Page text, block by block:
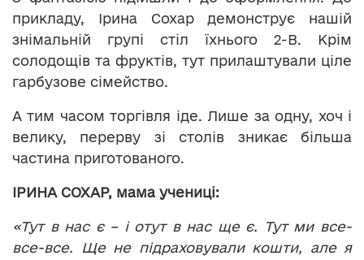
прикладу, Ірина Сохар демонструє нашій
знімальній групі стіл їхнього 2-В. Крім
солодощів та фруктів, тут прилаштували ціле
гарбузове сімейство.
А тим часом торгівля іде. Лише за одну, хоч і
велику, перерву зі столів зникає більша
частина приготованого.
ІРИНА СОХАР, мама учениці:
«Тут в нас є – і отут в нас ще є. Тут ми все-
все-все. Ще не підраховували кошти, але я